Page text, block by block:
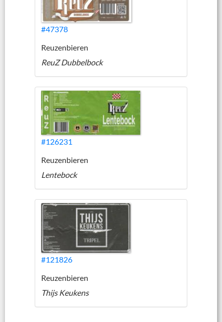
#47378
Reuzenbieren
ReuZ Dubbelbock
#126231
Reuzenbieren
Lentebock
#121826
Reuzenbieren
Thijs Keukens